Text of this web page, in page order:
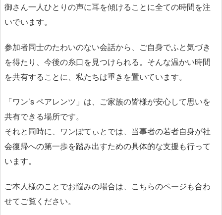
御さん一人ひとりの声に耳を傾けることに全ての時間を注
いでいます。
参加者同士のたわいのない会話から、ご自身でふと気づき
を得たり、今後の糸口を見つけられる。そんな温かい時間
を共有することに、私たちは重きを置いています。
「ワン’s ペアレンツ」は、ご家族の皆様が安心して思いを
共有できる場所です。
それと同時に、ワンぽてぃとでは、当事者の若者自身が社
会復帰への第一歩を踏み出すための具体的な支援も行って
います。
ご本人様のことでお悩みの場合は、こちらのページも合わ
せてご覧ください。